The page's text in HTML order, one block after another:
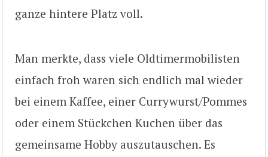
ganze hintere Platz voll.
Man merkte, dass viele Oldtimermobilisten
einfach froh waren sich endlich mal wieder
bei einem Kaffee, einer Currywurst/Pommes
oder einem Stückchen Kuchen über das
gemeinsame Hobby auszutauschen. Es